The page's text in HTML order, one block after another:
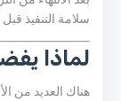
سلامة التنفيذ قبل
لماذا
هناك العديد من